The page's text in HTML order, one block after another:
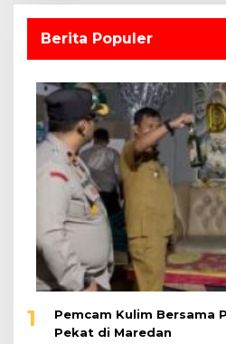
Berita Populer
1
Pemcam Kulim Bersama
Pekat di Maredan